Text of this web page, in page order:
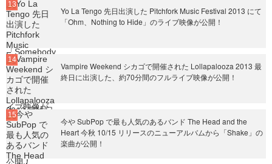
Yo La Tengo 先日出演した Pitchfork Music Festival 2013 にて
「Ohm、Nothing to Hide」のライブ映像が公開！
Vampire Weekend シカゴで開催された Lollapalooza 2013 最
終日に出演した、約70分間のフルライブ映像が公開！
今や SubPop で最も人気のあるバンド The Head and the
Heart 今秋 10/15 リリースのニューアルバムから「Shake」の
楽曲が公開！